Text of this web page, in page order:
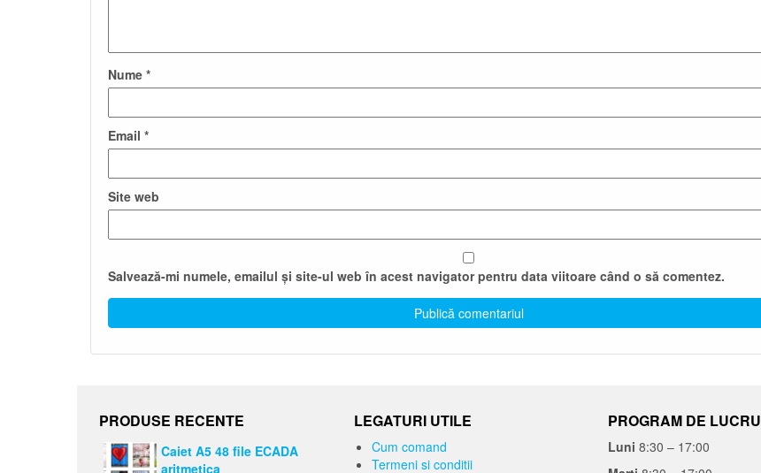
Nume *
Email *
Site web
Salvează-mi numele, emailul și site-ul web în acest navigator pentru data viitoare când o să comentez.
PRODUSE RECENTE
Caiet A5 48 file ECADA
aritmetica
LEGATURI UTILE
Cum comand
Termeni si conditii
PROGRAM DE LUCRU
Luni 8:30 – 17:00